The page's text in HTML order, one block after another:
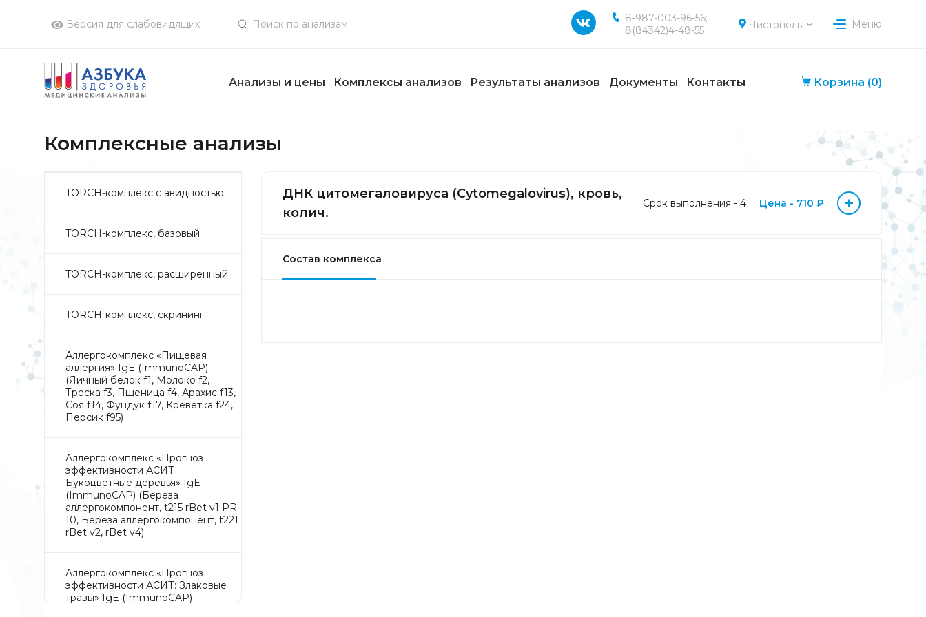
Версия для слабовидящих
8-987-003-96-56;
8(84342)4-48-55
Чистополь Меню
Анализы и цены Комплексы анализов Результаты анализов Документы Контакты Корзина (0)
Комплексные анализы
TORCH-комплекс с авидностью
TORCH-комплекс, базовый
TORCH-комплекс, расширенный
TORCH-комплекс, скрининг
Аллергокомплекс «Пищевая
аллергия» IgE (ImmunoCAP)
(Яичный белок f1, Молоко f2,
Треска f3, Пшеница f4, Арахис f13,
Соя f14, Фундук f17, Креветка f24,
Персик f95)
Аллергокомплекс «Прогноз
эффективности АСИТ
Букоцветные деревья» IgE
(ImmunoCAP) (Береза
аллергокомпонент, t215 rBet v1 PR-
10, Береза аллергокомпонент, t221
rBet v2, rBet v4)
Аллергокомплекс «Прогноз
эффективности АСИТ: Злаковые
травы» IgE (ImmunoCAP)
ДНК цитомегаловируса (Cytomegalovirus), кровь,
колич.
Срок выполнения - 4 Цена - 710 ₽ +
Состав комплекса